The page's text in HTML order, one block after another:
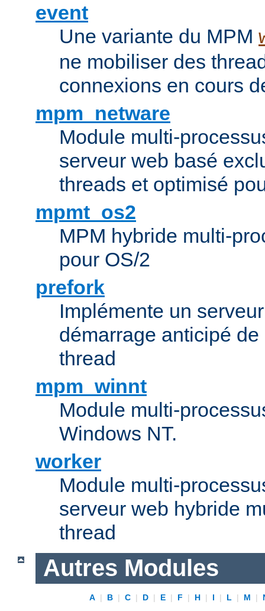
event
Une variante du MPM
ne mobiliser des
connexions en cours
mpm_netware
Module multi-
serveur web basé
threads et optimisé
mpmt_os2
MPM hybride multi-
pour OS/2
prefork
Implémente un
démarrage anticipé
thread
mpm_winnt
Module multi-
Windows NT.
worker
Module multi-
serveur web hybride
thread
Autres Modules
A | B | C | D | E | F | H | I | L | M |